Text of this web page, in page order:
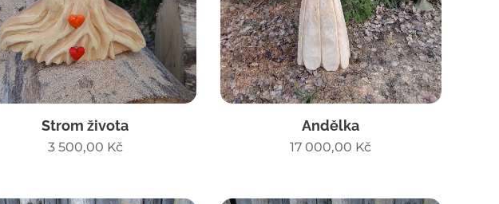
Strom života
3 500,00 Kč
Andělka
17 000,00 Kč